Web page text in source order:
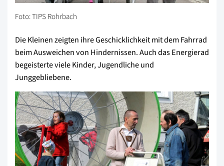
Foto: TIPS Rohrbach
Die Kleinen zeigten ihre Geschicklichkeit mit dem Fahrrad
beim Ausweichen von Hindernissen. Auch das Energierad
begeisterte viele Kinder, Jugendliche und
Junggebliebene.